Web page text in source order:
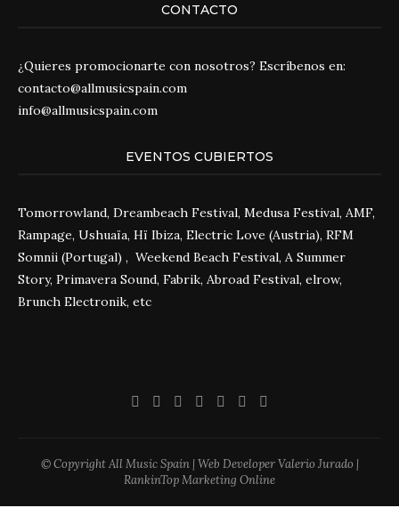
CONTACTO
¿Quieres promocionarte con nosotros? Escríbenos en:
contacto@allmusicspain.com
info@allmusicspain.com
EVENTOS CUBIERTOS
Tomorrowland, Dreambeach Festival, Medusa Festival, AMF,
Rampage, Ushuaïa, Hï Ibiza, Electric Love (Austria), RFM
Somnii (Portugal) , Weekend Beach Festival, A Summer
Story, Primavera Sound, Fabrik, Abroad Festival, elrow,
Brunch Electronik, etc
© Copyright All Music Spain | Web Developer Valerio Jurado |
RankinTop Marketing Online